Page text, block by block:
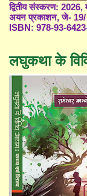
द्वितीय संस्करण:
अयन प्रकाशन, जे- 19/
ISBN: 978-93-
लघुकथा के